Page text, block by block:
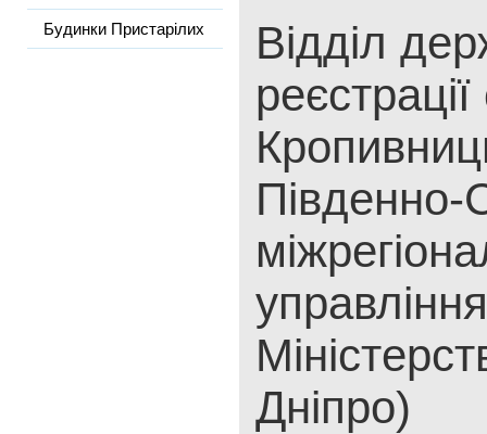
Будинки Пристарілих
Відділ
реєстрації
Південно-
управління
Дніпро)